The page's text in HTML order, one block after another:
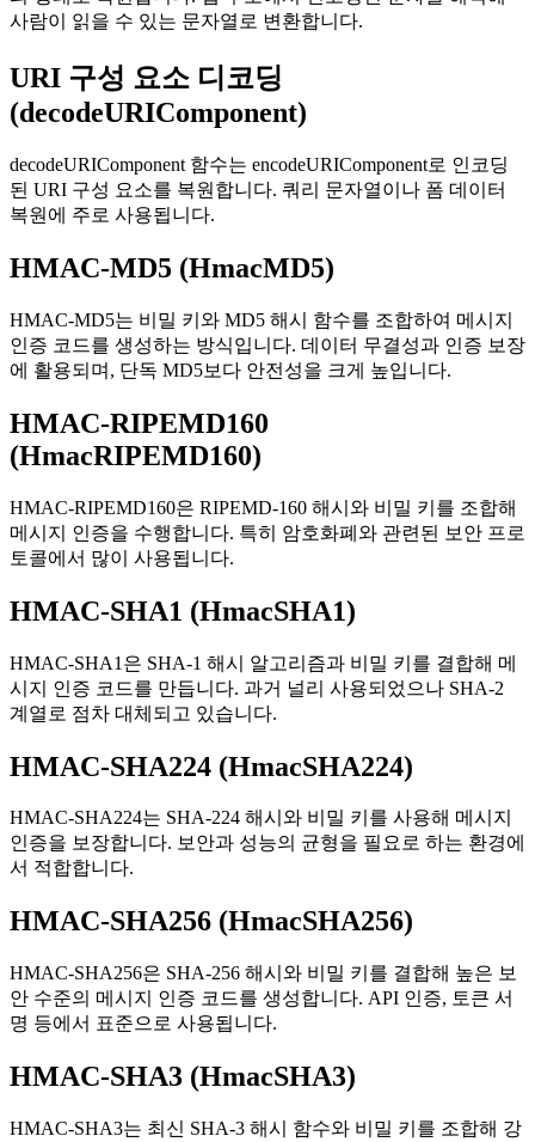
사람이 읽을 수 있는 문자열로 변환합니다.
URI 구성 요소 디코딩
(decodeURIComponent)
decodeURIComponent 함수는 encodeURIComponent로 인코딩
된 URI 구성 요소를 복원합니다. 쿼리 문자열이나 폼 데이터
복원에 주로 사용됩니다.
HMAC-MD5 (HmacMD5)
HMAC-MD5는 비밀 키와 MD5 해시 함수를 조합하여 메시지
인증 코드를 생성하는 방식입니다. 데이터 무결성과 인증 보장
에 활용되며, 단독 MD5보다 안전성을 크게 높입니다.
HMAC-RIPEMD160
(HmacRIPEMD160)
HMAC-RIPEMD160은 RIPEMD-160 해시와 비밀 키를 조합해
메시지 인증을 수행합니다. 특히 암호화폐와 관련된 보안 프로
토콜에서 많이 사용됩니다.
HMAC-SHA1 (HmacSHA1)
HMAC-SHA1은 SHA-1 해시 알고리즘과 비밀 키를 결합해 메
시지 인증 코드를 만듭니다. 과거 널리 사용되었으나 SHA-2
계열로 점차 대체되고 있습니다.
HMAC-SHA224 (HmacSHA224)
HMAC-SHA224는 SHA-224 해시와 비밀 키를 사용해 메시지
인증을 보장합니다. 보안과 성능의 균형을 필요로 하는 환경에
서 적합합니다.
HMAC-SHA256 (HmacSHA256)
HMAC-SHA256은 SHA-256 해시와 비밀 키를 결합해 높은 보
안 수준의 메시지 인증 코드를 생성합니다. API 인증, 토큰 서
명 등에서 표준으로 사용됩니다.
HMAC-SHA3 (HmacSHA3)
HMAC-SHA3는 최신 SHA-3 해시 함수와 비밀 키를 조합해 강